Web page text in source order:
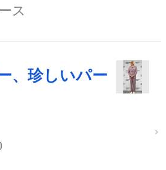
ス
、珍しいパー